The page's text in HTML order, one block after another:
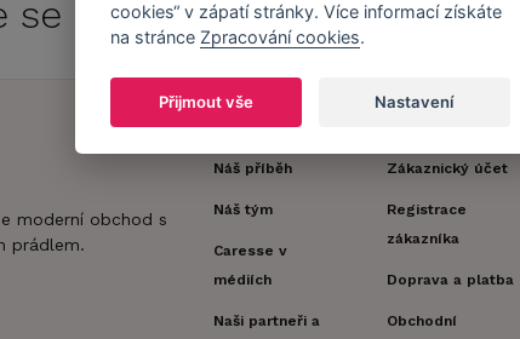
se doCaresse Clubu!
moderní obchod s
prádlem.
Náš příběh
Náš tým
Caresse v
médiích
Naši partneři a
Zákaznický účet
Registrace
zákazníka
Doprava a platba
Obchodní
cookies“ v zápatí stránky. Více informací získáte
na stránce Zpracování cookies.
Přijmout vše Nastavení